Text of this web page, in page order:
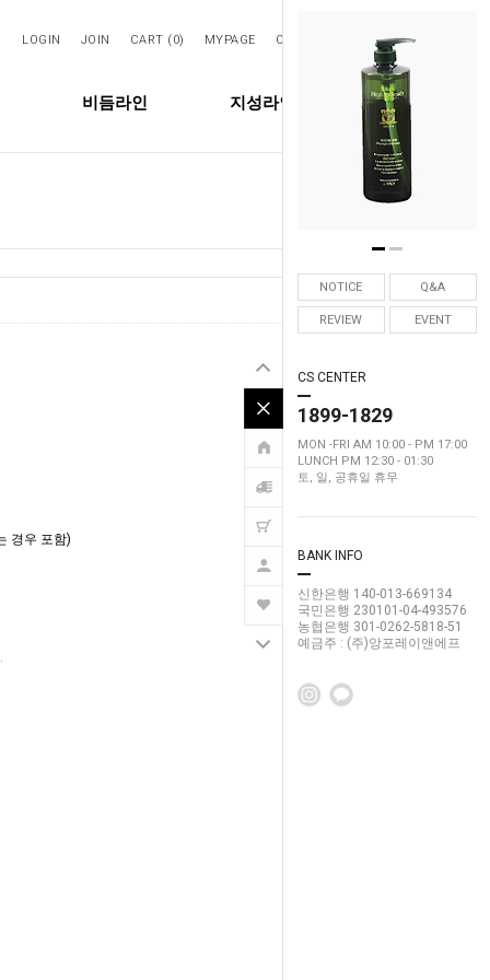
NOTICE Q&A
REVIEW EVENT
CS CENTER
1899-1829
MON -FRI AM 10:00 - PM 17:00
LUNCH PM 12:30 - 01:30
토, 일, 공휴일 휴무
BANK INFO
신한은행 140-013-669134
국민은행 230101-04-493576
농협은행 301-0262-5818-51
예금주 : (주)앙포레이앤에프
LOGIN JOIN CART ( 0) MYPAGE ORDER SEARCH
비듬라인 지성라인 탈모라인
Hits :5673
경우 포함)